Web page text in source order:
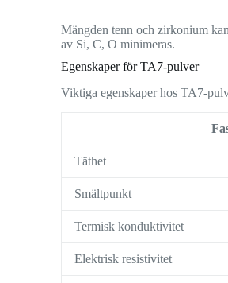
Mängden tenn och zirkonium
av Si, C, O minimeras.
Egenskaper för TA7-pulver
Viktiga egenskaper hos TA7-
Täthet
Smältpunkt
Termisk konduktivitet
Elektrisk resistivitet